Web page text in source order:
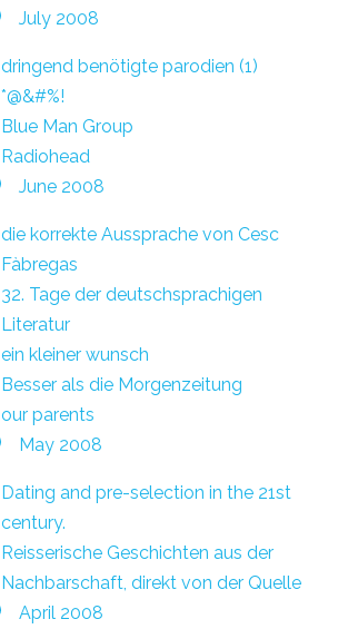
July 2008
dringend benötigte parodien (1)
*@&#%!
Blue Man Group
Radiohead
June 2008
die korrekte Aussprache von Cesc
Fàbregas
32. Tage der deutschsprachigen
Literatur
ein kleiner wunsch
Besser als die Morgenzeitung
our parents
May 2008
Dating and pre-selection in the 21st
century.
Reisserische Geschichten aus der
Nachbarschaft, direkt von der Quelle
April 2008